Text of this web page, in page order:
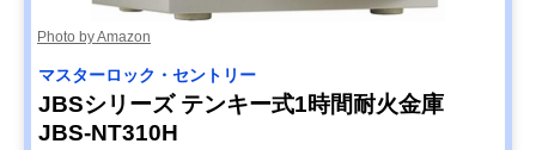
Photo by Amazon
マスターロック・セントリー
JBSシリーズ テンキー式1時間耐火金庫
JBS-NT310H